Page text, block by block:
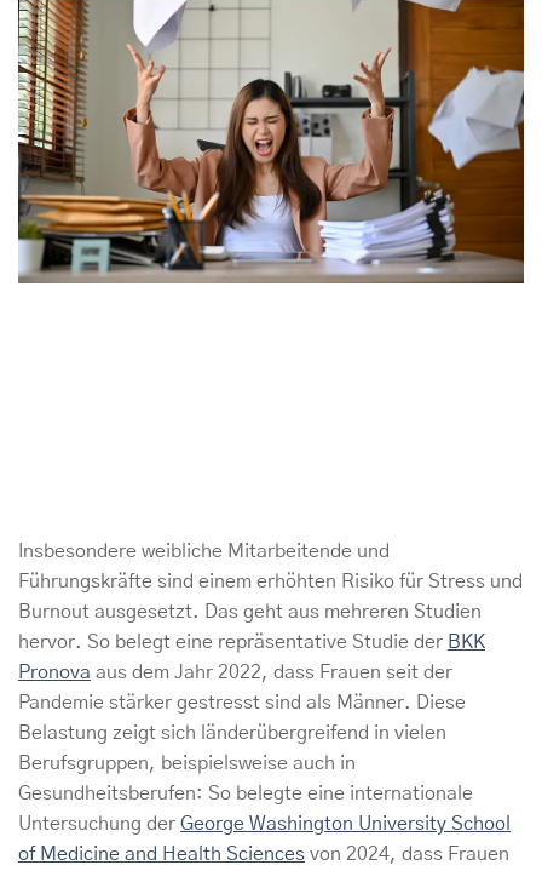
Insbesondere weibliche Mitarbeitende und
Führungskräfte sind einem erhöhten Risiko für Stress und
Burnout ausgesetzt. Das geht aus mehreren Studien
hervor. So belegt eine repräsentative Studie der BKK
Pronova aus dem Jahr 2022, dass Frauen seit der
Pandemie stärker gestresst sind als Männer. Diese
Belastung zeigt sich länderübergreifend in vielen
Berufsgruppen, beispielsweise auch in
Gesundheitsberufen: So belegte eine internationale
Untersuchung der George Washington University School
of Medicine and Health Sciences von 2024, dass Frauen